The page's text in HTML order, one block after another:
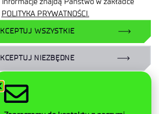
POLITYKA PRYWATNOŚCI.
WSZYSTKIE
NIEZBĘDNE